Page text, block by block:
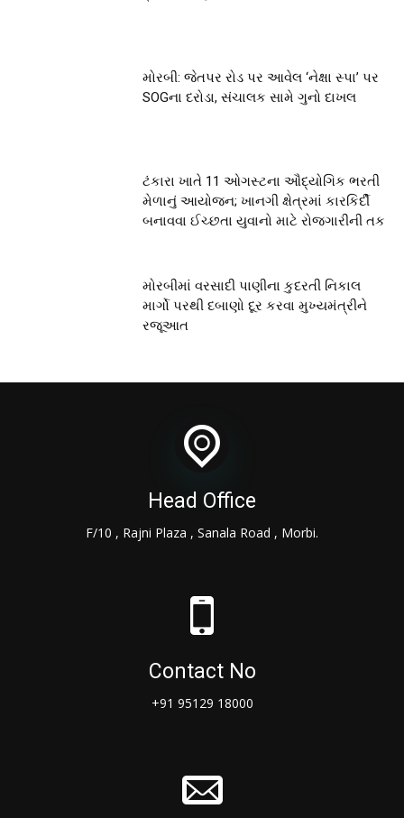
મોરબી: જેતપર રોડ પર આવેલ ‘નેક્ષા સ્પા’ પર
SOGના દરોડા, સંચાલક સામે ગુનો દાખલ
ટંકારા ખાતે 11 ઓગસ્ટના ઔદ્યોગિક ભરતી
મેળાનું આયોજન; ખાનગી ક્ષેત્રમાં કારકિર્દી
બનાવવા ઈચ્છતા યુવાનો માટે રોજગારીની તક
મોરબીમાં વરસાદી પાણીના કુદરતી નિકાલ
માર્ગો પરથી દબાણો દૂર કરવા મુખ્યમંત્રીને
રજૂઆત
Head Office
F/10 , Rajni Plaza , Sanala Road , Morbi.
Contact No
+91 95129 18000